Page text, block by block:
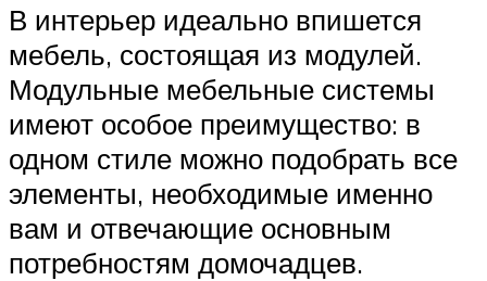
В интерьер идеально впишется
мебель, состоящая из модулей.
Модульные мебельные системы
имеют особое преимущество: в
одном стиле можно подобрать все
элементы, необходимые именно
вам и отвечающие основным
потребностям домочадцев.